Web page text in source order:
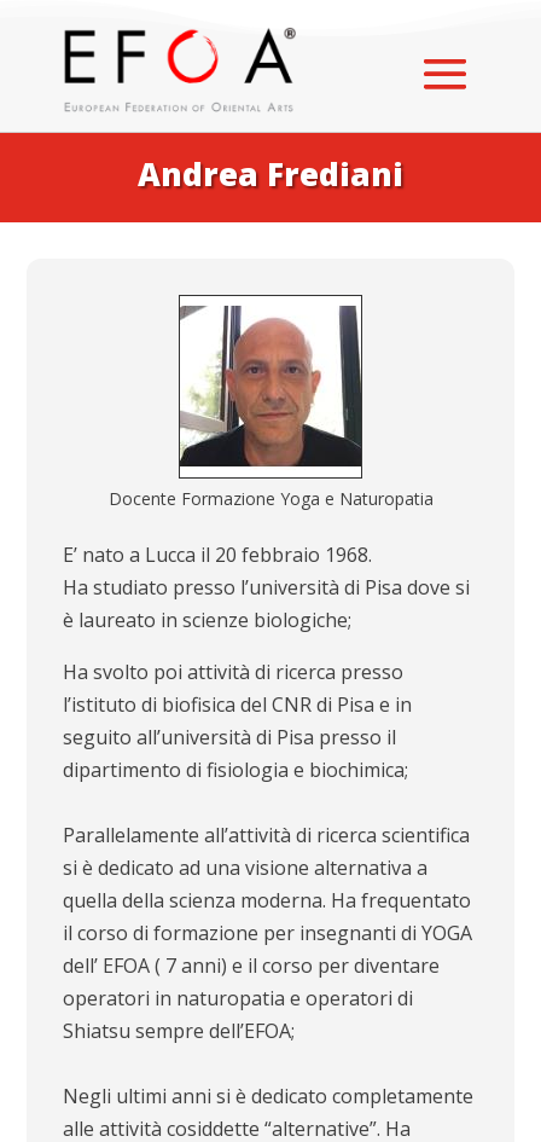
Andrea Frediani
Docente Formazione Yoga e Naturopatia
E’ nato a Lucca il 20 febbraio 1968.
Ha studiato presso l’università di Pisa dove si
è laureato in scienze biologiche;
Ha svolto poi attività di ricerca presso
l’istituto di biofisica del CNR di Pisa e in
seguito all’università di Pisa presso il
dipartimento di fisiologia e biochimica;
Parallelamente all’attività di ricerca scientifica
si è dedicato ad una visione alternativa a
quella della scienza moderna. Ha frequentato
il corso di formazione per insegnanti di YOGA
dell’ EFOA ( 7 anni) e il corso per diventare
operatori in naturopatia e operatori di
Shiatsu sempre dell’EFOA;
Negli ultimi anni si è dedicato completamente
alle attività cosiddette “alternative”. Ha